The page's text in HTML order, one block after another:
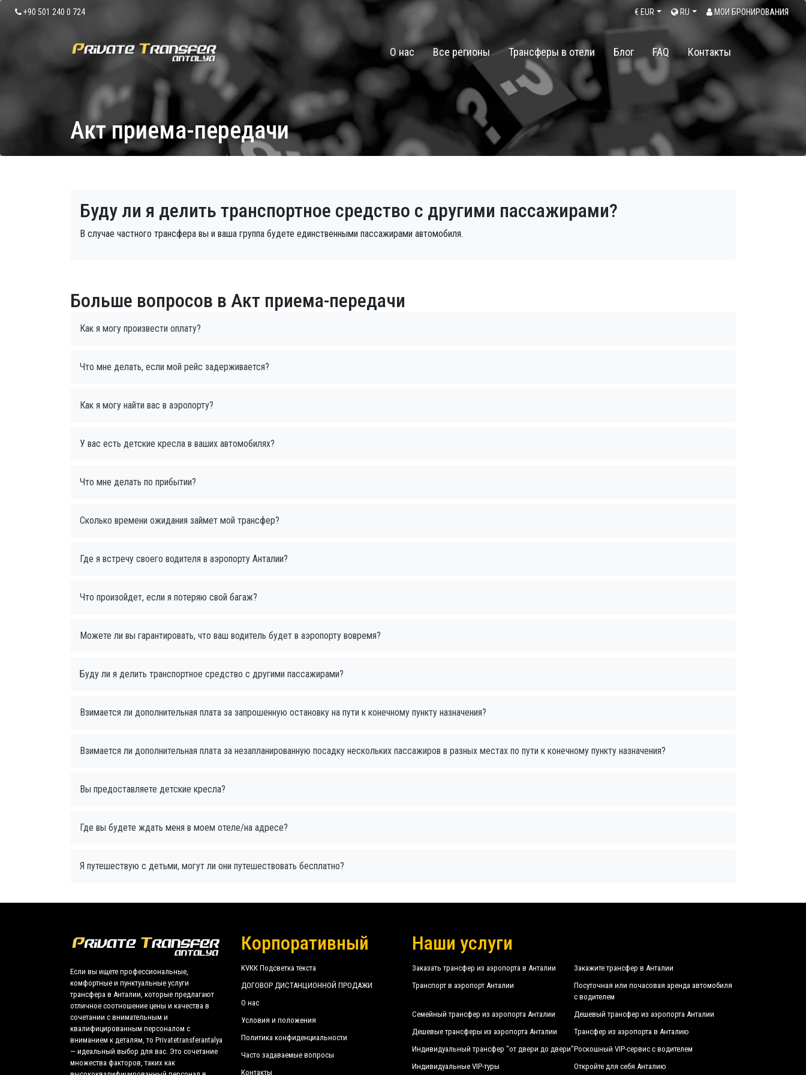
+90 501 240 0 724 МОИ БРОНИРОВАНИЯ
RU
€ EUR
О нас Все регионы Трансферы в отели Блог FAQ Контакты
Акт приема-передачи
Буду ли я делить транспортное средство с другими пассажирами?
В случае частного трансфера вы и ваша группа будете единственными пассажирами автомобиля.
Больше вопросов в Акт приема-передачи
Как я могу произвести оплату?
Что мне делать, если мой рейс задерживается?
Как я могу найти вас в аэропорту?
У вас есть детские кресла в ваших автомобилях?
Что мне делать по прибытии?
Сколько времени ожидания займет мой трансфер?
Где я встречу своего водителя в аэропорту Анталии?
Что произойдет, если я потеряю свой багаж?
Можете ли вы гарантировать, что ваш водитель будет в аэропорту вовремя?
Буду ли я делить транспортное средство с другими пассажирами?
Взимается ли дополнительная плата за запрошенную остановку на пути к конечному пункту назначения?
Взимается ли дополнительная плата за незапланированную посадку нескольких пассажиров в разных местах по пути к конечному пункту назначения?
Вы предоставляете детские кресла?
Где вы будете ждать меня в моем отеле/на адресе?
Я путешествую с детьми, могут ли они путешествовать бесплатно?
Если вы ищете профессиональные,
комфортные и пунктуальные услуги
трансфера в Анталии, которые предлагают
отличное соотношение цены и качества в
сочетании с внимательным и
квалифицированным персоналом с
вниманием к деталям, то Privatetransferantalya
— идеальный выбор для вас. Это сочетание
множества факторов, таких как
Корпоративный
КVКК Подсветка текста
ДОГОВОР ДИСТАНЦИОННОЙ ПРОДАЖИ
О нас
Условия и положения
Политика конфиденциальности
Часто задаваемые вопросы
Контакты
Наши услуги
Заказать трансфер из аэропорта в Анталии
Закажите трансфер в Анталии
Транспорт в аэропорт Анталии
Посуточная или почасовая аренда автомобиля
с водителем
Семейный трансфер из аэропорта Анталии
Дешевый трансфер из аэропорта Анталии
Дешевые трансферы из аэропорта Анталии
Трансфер из аэропорта в Анталию
Индивидуальный трансфер "от двери до двери"Роскошный VIP-сервис с водителем
Индивидуальные VIP-туры
Откройте для себя Анталию